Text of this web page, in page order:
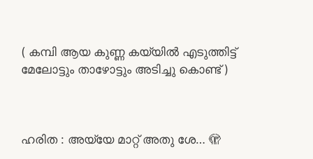
( കമ്പി ആയ കുണ്ണ കയ്യിൽ എടുത്തിട്ട്
മേലോട്ടും താഴോട്ടും അടിച്ചു കൊണ്ട് )
ഹരിത : അയ്യേ മാറ്റ് അതു ശേ… 🫣